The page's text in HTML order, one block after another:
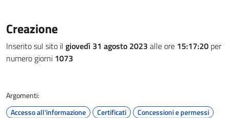
Creazione
Inserito sul sito il giovedì 31 agosto 2023 alle ore 15:17:20 per
numero giorni 1073
Argomenti:
Accesso all'informazione
Certificati
Concessioni e permessi